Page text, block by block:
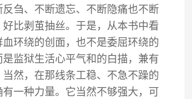
反刍、不断遗忘、不断隐痛也不断
比剥茧抽丝。于是，从本书中看
血环绕的创面，也不是委屈环绕的
是监狱生活心平气和的白描，兼有
当然，在那线条工稳、不急不躁的
有一种力量。它当然不够强大，可